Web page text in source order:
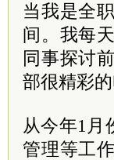
当我是全
间。我每
同事探讨
部很精彩
从今年1月
管理等工